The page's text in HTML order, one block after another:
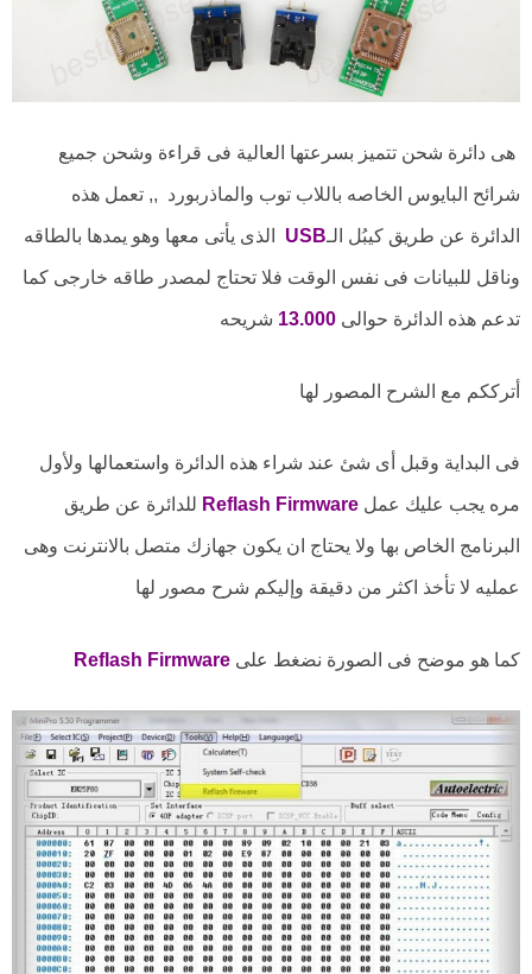
هى دائرة شحن تتميز بسرعتها العالية فى قراءة وشحن جميع
شرائح البايوس الخاصه باللاب توب والماذربورد ,, تعمل هذه
الدائرة عن طريق كيبُل الـUSB الذى يأتى معها وهو يمدها بالطاقه
وناقل للبيانات فى نفس الوقت فلا تحتاج لمصدر طاقه خارجى كما
تدعم هذه الدائرة حوالى 13.000 شريحه
أترككم مع الشرح المصور لها
فى البداية وقبل أى شئ عند شراء هذه الدائرة واستعمالها ولأول
مره يجب عليك عمل Reflash Firmware للدائرة عن طريق
البرنامج الخاص بها ولا يحتاج ان يكون جهازك متصل بالانترنت وهى
عمليه لا تأخذ اكثر من دقيقة وإليكم شرح مصور لها
كما هو موضح فى الصورة نضغط على Reflash Firmware